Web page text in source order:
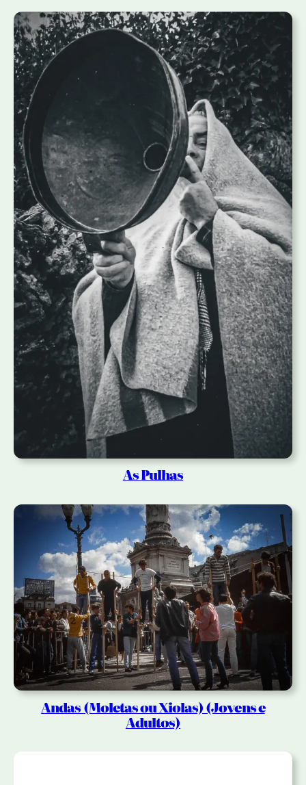
As Pulhas
Andas (Moletas ou Xiolas) (Jovens e
Adultos)